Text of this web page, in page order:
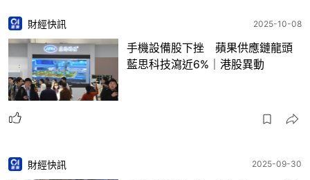
財經快訊 2025-10-08
手機設備股下挫 蘋果供應鏈龍頭
藍思科技瀉近6%｜港股異動
財經快訊 2025-09-30